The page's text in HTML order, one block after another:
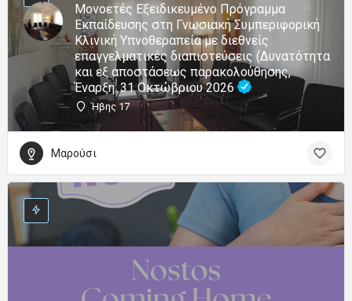
Μονοετές Εξειδικευμένο Πρόγραμμα
Εκπαίδευσης στη Γνωσιακή Συμπεριφορική
Κλινική Υπνοθεραπεία με διεθνείς
επαγγελματικές διαπιστεύσεις (Δυνατότητα
και εξ αποστάσεως παρακολούθησης,
Έναρξη: 31 Οκτώβριου 2026
Ήβης 17
Μαρούσι